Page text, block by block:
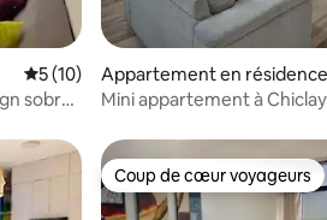
: 4,85 sur 5
Évaluation moyenne sur la base de
5 (10)
sobre
Appartement en résidence
Chiclayo
Mini appartement à
Coup de cœur voyageurs
Coup de cœur voyageurs